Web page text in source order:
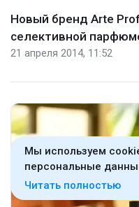
Мы используем
персональные
Читать полностью
Новый бренд Arte
селективной
21 апреля 2014, 11:52